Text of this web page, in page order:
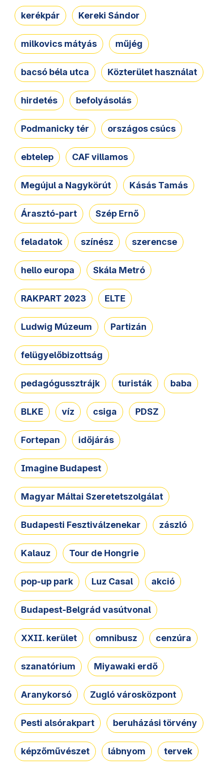
kerékpár Kereki Sándor
milkovics mátyás műjég
bacsó béla utca Közterület használat
hirdetés befolyásolás
Podmanicky tér országos csúcs
ebtelep CAF villamos
Megújul a Nagykörút Kásás Tamás
Árasztó-part Szép Ernő
feladatok színész szerencse
hello europa Skála Metró
RAKPART 2023 ELTE
Ludwig Múzeum Partizán
felügyelőbizottság
pedagógussztrájk turisták baba
BLKE víz csiga PDSZ
Fortepan időjárás
Imagine Budapest
Magyar Máltai Szeretetszolgálat
Budapesti Fesztiválzenekar zászló
Kalauz Tour de Hongrie
pop-up park Luz Casal akció
Budapest-Belgrád vasútvonal
XXII. kerület omnibusz cenzúra
szanatórium Miyawaki erdő
Aranykorsó Zugló városközpont
Pesti alsórakpart beruházási törvény
képzőművészet lábnyom tervek